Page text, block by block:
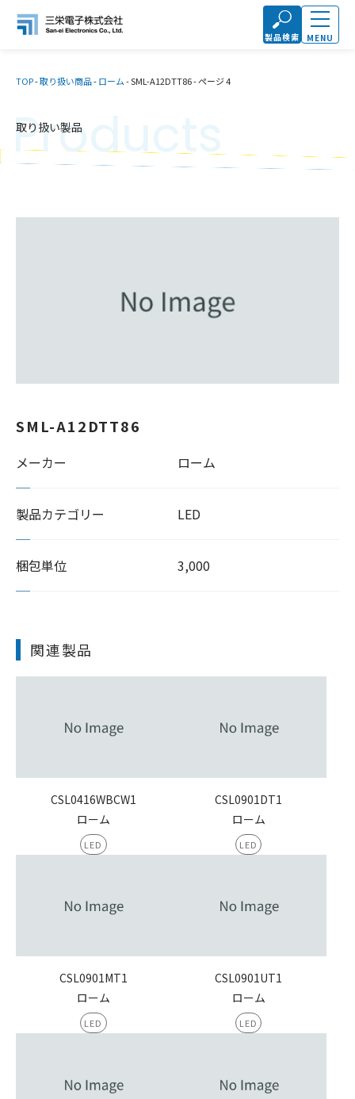
製品検索 MENU
TOP-取り扱い商品-ローム-SML-A12DTT86-ページ 4
取り扱い製品
Products
SML-A12DTT86
メーカー ローム
製品カテゴリー LED
梱包単位 3,000
関連製品
CSL0416WBCW1
ローム
LED
CSL0901DT1
ローム
LED
CSL0901MT1
ローム
LED
CSL0901UT1
ローム
LED